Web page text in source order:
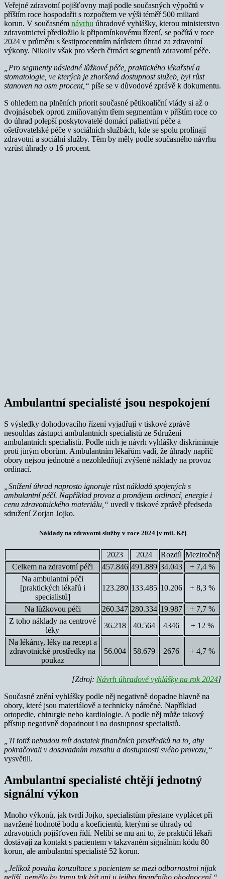
Veřejné zdravotní pojišťovny mají podle současných výpočtů v
příštím roce hospodařit s rozpočtem ve výši téměř 500 miliard
korun. V současném návrhu úhradové vyhlášky, kterou ministerstvo
zdravotnictví předložilo k připomínkovému řízení, se počítá v roce
2024 v průměru s šestiprocentním nárůstem úhrad za zdravotní
výkony. Nikoliv však pro všech čtrnáct segmentů zdravotní péče.
„Pro segmenty následné lůžkové péče, praktického lékařství a
stomatologie, ve kterých je zhoršená dostupnost služeb, byl růst
stanoven na osm procent,“ píše se v důvodové zprávě k dokumentu.
S ohledem na plněních priorit současné pětikoaliční vlády si až o
dvojnásobek oproti zmiňovaným třem segmentům v příštím roce co
do úhrad polepší poskytovatelé domácí paliativní péče a
ošetřovatelské péče v sociálních službách, kde se spolu prolínají
zdravotní a sociální služby. Těm by měly podle současného návrhu
vzrůst úhrady o 16 procent.
Ambulantní specialisté jsou nespokojení
S výsledky dohodovacího řízení vyjadřují v tiskové zprávě
nesouhlas zástupci ambulantních specialistů ze Sdružení
ambulantních specialistů. Podle nich je návrh vyhlášky diskriminuje
proti jiným oborům. Ambulantním lékařům vadí, že úhrady napříč
obory nejsou jednotné a nezohledňují zvýšené náklady na provoz
ordinací.
„Snížení úhrad naprosto ignoruje růst nákladů spojených s
ambulantní péčí. Například provoz a pronájem ordinací, energie i
cenu zdravotnického materiálu,“ uvedl v tiskové zprávě předseda
sdružení Zorjan Jojko.
Náklady na zdravotní služby v roce 2024 [v mil. Kč]
2023 2024 Rozdíl Meziročně
Celkem na zdravotní péči
457.846 491.889 34.043
+ 7,4 %
Na ambulantní péči
[praktických lékařů i
specialistů]
123.280 133.485 10.206 + 8,3 %
Na lůžkovou péči 260.347 280.334 19.987
+ 7,7 %
Z toho náklady na centrové
léky
36.218 40.564 4346
+ 12 %
Na lékárny, léky na recept a
zdravotnické prostředky na
poukaz
56.004 58.679 2676 + 4,7 %
[Zdroj: Návrh úhradové vyhlášky na rok 2024]
Současné znění vyhlášky podle něj negativně dopadne hlavně na
obory, které jsou materiálově a technicky náročné. Například
ortopedie, chirurgie nebo kardiologie. A podle něj může takový
přístup negativně dopadnout i na dostupnost specialistů.
„Ti totiž nebudou mít dostatek finančních prostředků na to, aby
pokračovali v dosavadním rozsahu a dostupnosti svého provozu,“
vysvětlil.
Ambulantní specialisté chtějí jednotný
signální výkon
Mnoho výkonů, jak tvrdí Jojko, specialistům přestane vyplácet při
navržené hodnotě bodu a koeficientů, kterými se úhrady od
zdravotních pojišťoven řídí. Nelíbí se mu ani to, že praktičtí lékaři
dostávají za kontakt s pacientem v takzvaném signálním kódu 80
korun, ale ambulantní specialisté 52 korun.
„Jelikož povaha konzultace s pacientem se mezi odbornostmi nijak
neliší, nemělo by tomu tak být ani u jejího finančního ohodnocení,“